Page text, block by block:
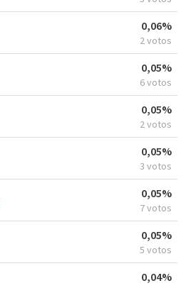
0,06%
2 votos
0,05%
6 votos
0,05%
2 votos
0,05%
3 votos
0,05%
7 votos
0,05%
5 votos
0,04%